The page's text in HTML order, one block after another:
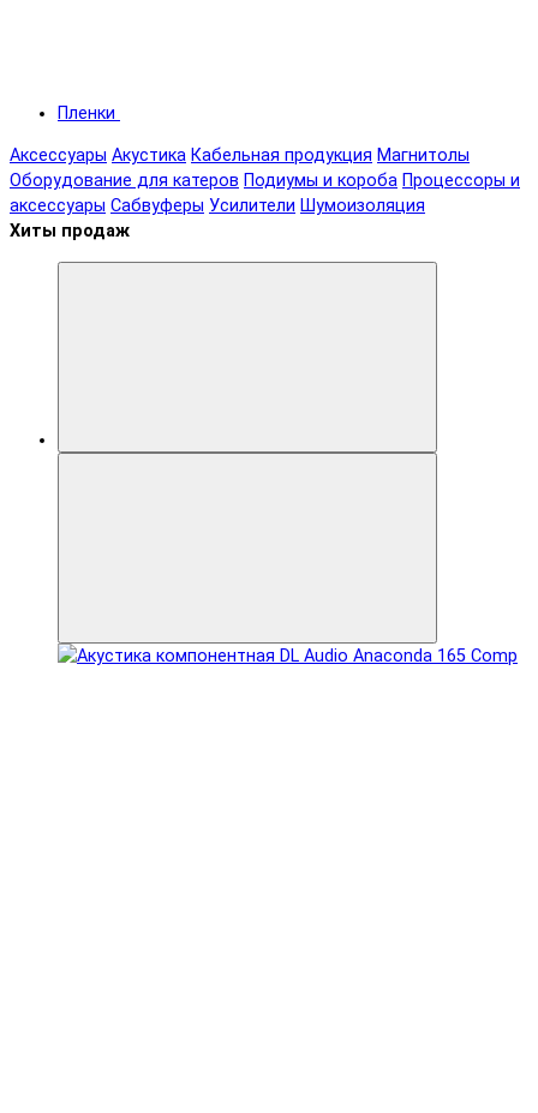
Пленки
Аксессуары Акустика Кабельная продукция Магнитолы
Оборудование для катеров Подиумы и короба Процессоры и
аксессуары Сабвуферы Усилители Шумоизоляция
Хиты продаж